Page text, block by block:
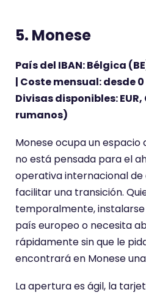
5. Monese
País del IBAN: Bélgica
| Coste mensual: desde
Divisas disponibles: EUR,
rumanos)
Monese ocupa un espacio
no está pensada para el
operativa internacional de
facilitar una transición.
temporalmente,
país europeo o necesita
rápidamente sin que le
encontrará en Monese
La apertura es ágil, la